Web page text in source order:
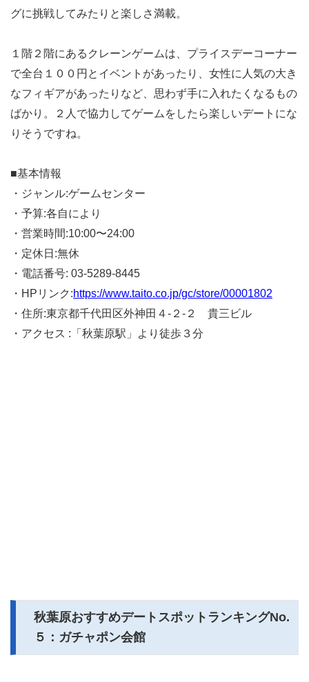
グに挑戦してみたりと楽しさ満載。
１階２階にあるクレーンゲームは、プライスデーコーナー
で全台１００円とイベントがあったり、女性に人気の大き
なフィギアがあったりなど、思わず手に入れたくなるもの
ばかり。２人で協力してゲームをしたら楽しいデートにな
りそうですね。
■基本情報
・ジャンル:ゲームセンター
・予算:各自により
・営業時間:10:00〜24:00
・定休日:無休
・電話番号: 03-5289-8445
・HPリンク:https://www.taito.co.jp/gc/store/00001802
・住所:東京都千代田区外神田４-２-２ 貴三ビル
・アクセス :「秋葉原駅」より徒歩３分
秋葉原おすすめデートスポットランキングNo.
５：ガチャポン会館